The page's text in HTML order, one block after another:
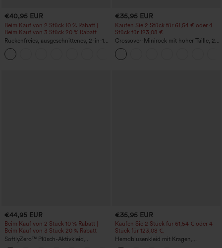
€40,95 EUR
Beim Kauf von 2 Stück 10 % Rabatt |
Beim Kauf von 3 Stück 20 % Rabatt
Rückenfreies, ausgeschnittenes, 2-in-1-
Sportkleid mit Seitentaschen – Easy
Peezy
€35,95 EUR
Kaufen Sie 2 Stück für 61,54 € oder 4
Stück für 123,08 €.
Crossover-Minirock mit hoher Taille, 2-
in-1, Fransen-Saum und figurbetontem
Schnitt in Wildlederoptik für Partys
€44,95 EUR
Beim Kauf von 2 Stück 10 % Rabatt |
Beim Kauf von 3 Stück 20 % Rabatt
SoftlyZero™ Plüsch-Aktivkleid,
rückenfrei - verlängerter Schnitt - Easy-
€35,95 EUR
Kaufen Sie 2 Stück für 61,54 € oder 4
Stück für 123,08 €.
Hemdblusenkleid mit Kragen,
Kappenärmeln, Taillengürtel,